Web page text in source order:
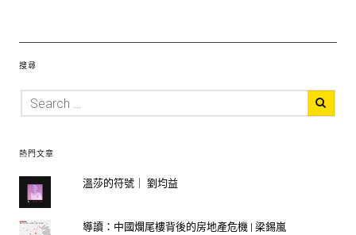
搜尋
熱門文章
溫莎的符號｜ 劉均益
導讀：中國爛尾樓背後的房地產危機 | 梁錫嵐